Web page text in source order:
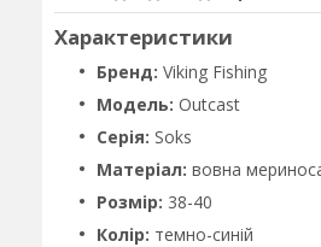
Характеристики
Бренд: Viking Fishing
Модель: Outcast
Серія: Soks
Матеріал: вовна
Розмір: 38-40
Колір: темно-синій